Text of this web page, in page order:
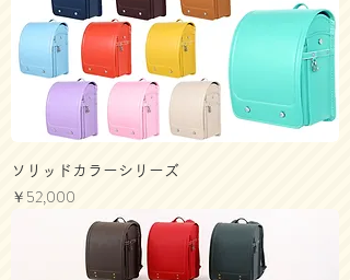
ソリッドカラーシリーズ
価格
￥52,000